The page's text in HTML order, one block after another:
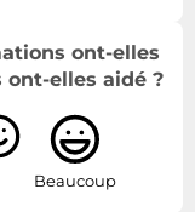
ont-elles
elles aidé ?
Beaucoup